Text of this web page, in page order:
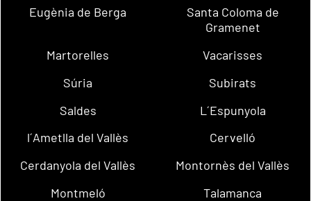
Eugènia de Berga
Santa Coloma de
Gramenet
Martorelles
Vacarisses
Súria
Subirats
Saldes
L´Espunyola
l´Ametlla del Vallès
Cervelló
Cerdanyola del Vallès
Montornès del Vallès
Montmeló
Talamanca